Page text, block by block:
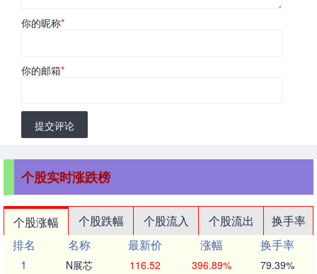
你的昵称*
你的邮箱*
提交评论
个股实时涨跌榜
个股涨幅 个股跌幅 个股流入 个股流出
换手率
排名
名称 最新价 涨幅
换手率
1
N展芯 116.52 396.89% 79.39%